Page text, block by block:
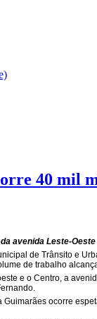
40 mil
avenida Leste-Oeste
de Trânsito e
de trabalho
e o Centro, a
Guimarães ocorre